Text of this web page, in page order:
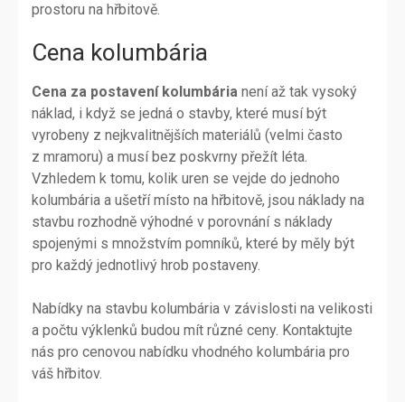
prostoru na hřbitově.
Cena kolumbária
Cena za postavení kolumbária není až tak vysoký
náklad, i když se jedná o stavby, které musí být
vyrobeny z nejkvalitnějších materiálů (velmi často
z mramoru) a musí bez poskvrny přežít léta.
Vzhledem k tomu, kolik uren se vejde do jednoho
kolumbária a ušetří místo na hřbitově, jsou náklady na
stavbu rozhodně výhodné v porovnání s náklady
spojenými s množstvím pomníků, které by měly být
pro každý jednotlivý hrob postaveny.
Nabídky na stavbu kolumbária v závislosti na velikosti
a počtu výklenků budou mít různé ceny. Kontaktujte
nás pro cenovou nabídku vhodného kolumbária pro
váš hřbitov.